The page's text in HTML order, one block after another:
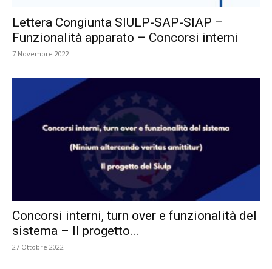
Lettera Congiunta SIULP-SAP-SIAP –
Funzionalità apparato – Concorsi interni
7 Novembre 2022
Concorsi interni, turn over e funzionalità del
sistema – Il progetto...
27 Ottobre 2022